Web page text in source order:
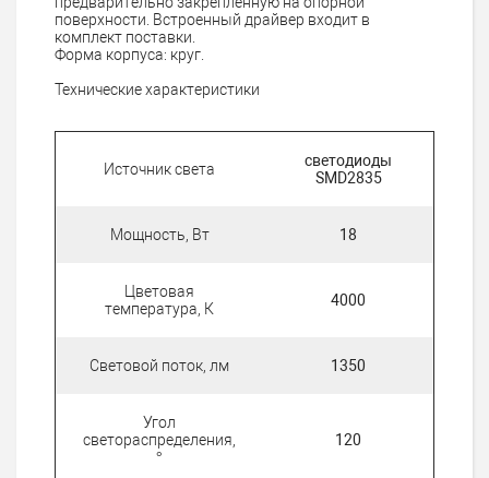
поверхности. Встроенный драйвер входит в
комплект поставки.
Форма корпуса: круг.
Технические характеристики
Источник света
светодиоды
SMD2835
Мощность, Вт 18
Цветовая
температура, К
4000
Световой поток, лм 1350
Угол
светораспределения,
°
120